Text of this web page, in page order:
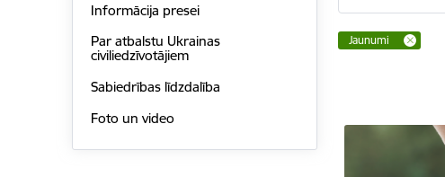
Informācija presei
Par atbalstu Ukrainas
civiliedzīvotājiem
Sabiedrības līdzdalība
Foto un video
Jaunumi